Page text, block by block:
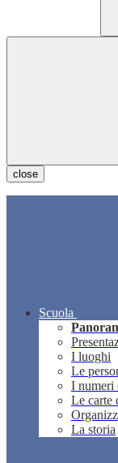
close
Scuola
I luoghi
Le
I numeri
Le carte
La storia